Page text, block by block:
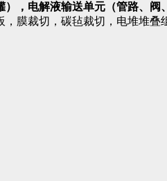
，电解液输送单元（管路、阀
膜裁切，碳毡裁切，电堆堆叠